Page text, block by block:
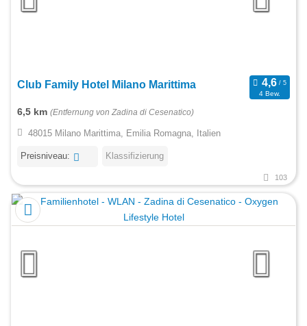
Club Family Hotel Milano Marittima
4 Bew.
6,5 km (Entfernung von Zadina di Cesenatico)
48015 Milano Marittima, Emilia Romagna, Italien
Preisniveau: Klassifizierung
103